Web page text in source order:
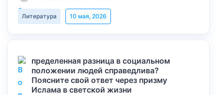
Литература 10 мая, 2026
пределенная разница в социальном
положении людей справедлива?
Поясните свой ответ через призму
Ислама в светской жизни